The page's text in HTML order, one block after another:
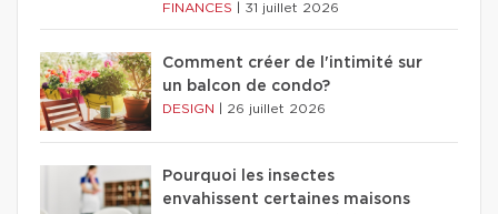
FINANCES 31 juillet 2026
Comment créer de l'intimité sur
un balcon de condo?
DESIGN 26 juillet 2026
Pourquoi les insectes
envahissent certaines maisons